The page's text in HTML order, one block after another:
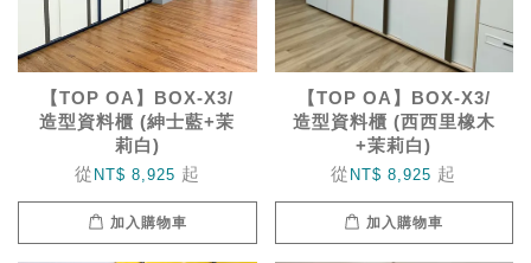
【TOP OA】BOX-X3/
造型資料櫃 (紳士藍+茉
莉白)
從 NT$ 8,925 起
加入購物車
【TOP OA】BOX-X3/
造型資料櫃 (西西里橡木
+茉莉白)
從 NT$ 8,925 起
加入購物車